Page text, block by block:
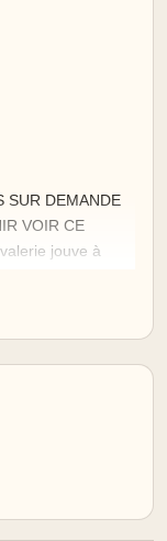
SUR DEMANDE
VOIR CE
jouve à
dès
toute
sera